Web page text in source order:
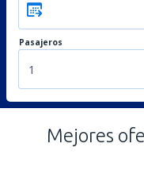
Pasajeros
1
Mejores